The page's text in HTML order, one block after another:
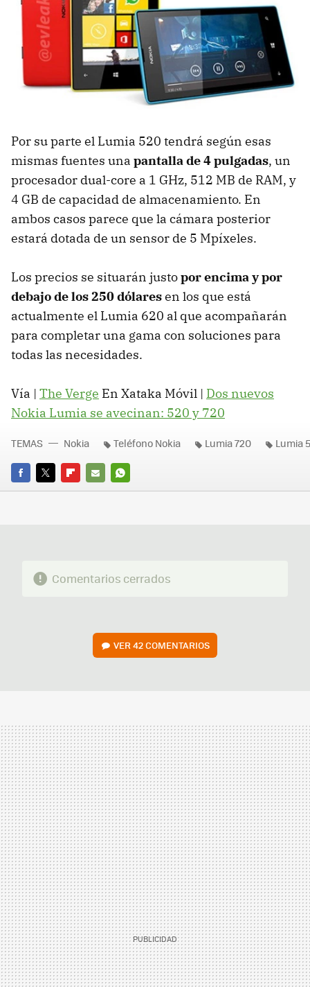
Por su parte el Lumia 520 tendrá según esas
mismas fuentes una pantalla de 4 pulgadas, un
procesador dual-core a 1 GHz, 512 MB de RAM, y
4 GB de capacidad de almacenamiento. En
ambos casos parece que la cámara posterior
estará dotada de un sensor de 5 Mpíxeles.
Los precios se situarán justopor encima y por
debajo de los 250 dólaresen los que está
actualmente el Lumia 620 al que acompañarán
para completar una gama con soluciones para
todas las necesidades.
Vía | The Verge En Xataka Móvil | Dos nuevos
Nokia Lumia se avecinan: 520 y 720
FACEBOOK
TWITTERFLIPBOARD
E-
WHATSAPP
TEMAS Nokia Teléfono Nokia Lumia 720 Lumia
Comentarios cerrados
VER42 COMENTARIOS